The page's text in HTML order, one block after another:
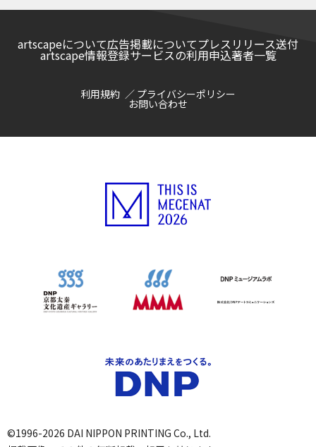
artscapeについて広告掲載についてプレスリリース送付
artscape情報登録サービスの利用申込著者一覧
利用規約 プライバシーポリシー
お問い合わせ
©1996-2026 DAI NIPPON PRINTING Co., Ltd.